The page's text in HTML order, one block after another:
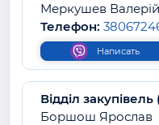
Меркушев Валерій
Телефон:
Написать
Відділ
Боршош Ярослав